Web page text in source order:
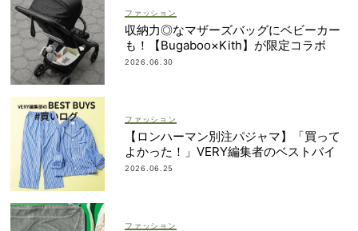
ファッション
収納力◎なマザーズバッグにベビーカー
も！【Bugaboo×Kith】が限定コラボ
2026.06.30
ファッション
【ロンハーマン別注パジャマ】「買って
よかった！」VERY編集者のベストバイ
2026.06.25
ファッション